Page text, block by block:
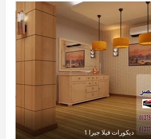
ديكورات فيلا جيرا 1